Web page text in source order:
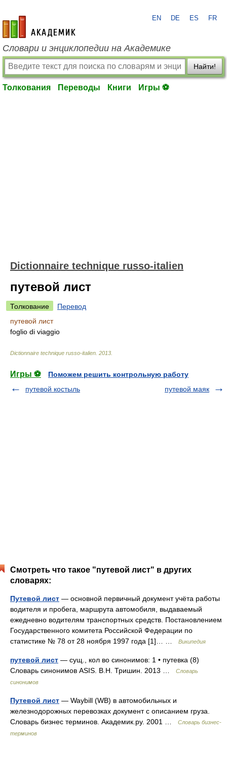
academic.ru
EN DE ES FR
Словари и энциклопедии на Академике
Найти!
Толкования Переводы Книги Игры ⚽
Dictionnaire technique russo-italien
путевой лист
Толкование
Перевод
путевой лист
foglio di viaggio
Dictionnaire technique russo-italien 2013
Игры ⚽
Поможем решить контрольную работу
путевой костыль
путевой маяк
Смотреть что такое "путевой лист" в других
словарях:
Путевой лист — основной первичный документ учёта работы
водителя и пробега, маршрута автомобиля, выдаваемый
ежедневно водителям транспортных средств. Постановлением
Государственного комитета Российской Федерации по
статистике № 78 от 28 ноября 1997 года [1]… …
Википедия
путевой лист — сущ., кол во синонимов: 1 • путевка (8)
Словарь синонимов ASIS. В.Н. Тришин. 2013 …
Словарь
синонимов
Путевой лист — Waybill (WB) в автомобильных и
железнодорожных перевозках документ с описанием груза.
Словарь бизнес терминов. Академик.ру. 2001 …
Словарь бизнес-
терминов